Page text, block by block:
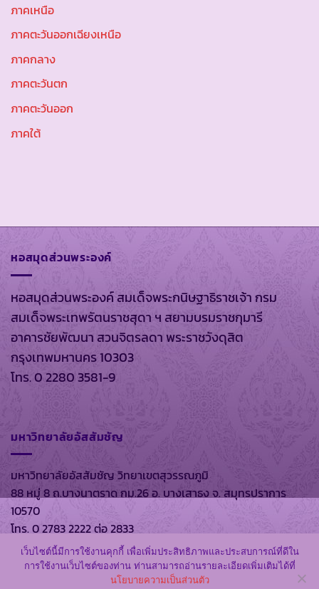
ภาคเหนือ
ภาคตะวันออกเฉียงเหนือ
ภาคกลาง
ภาคตะวันตก
ภาคตะวันออก
ภาคใต้
หอสมุดส่วนพระองค์
หอสมุดส่วนพระองค์ สมเด็จพระกนิษฐาธิราชเจ้า กรม
สมเด็จพระเทพรัตนราชสุดา ฯ สยามบรมราชกุมารี
อาคารชัยพัฒนา สวนจิตรลดา พระราชวังดุสิต
กรุงเทพมหานคร 10303
โทร. 0 2280 3581-9
มหาวิทยาลัยอัสสัมชัญ
มหาวิทยาลัยอัสสัมชัญ วิทยาเขตสุวรรณภูมิ
88 หมู่ 8 ถ.บางนาตราด กม.26 อ. บางเสาธง จ. สมุทรปราการ
10570
โทร. 0 2783 2222 ต่อ 2833
สงวนลิขสิทธิ์ พ.ศ. 2569 ตาม พรบ.ลิขสิทธิ์ พ.ศ. 2537 โดย
เว็บไซต์นี้มีการใช้งานคุกกี้ เพื่อเพิ่มประสิทธิภาพและประสบการณ์ที่ดีใน
การใช้งานเว็บไซต์ของท่าน ท่านสามารถอ่านรายละเอียดเพิ่มเติมได้ที่
นโยบายความเป็นส่วนตัว